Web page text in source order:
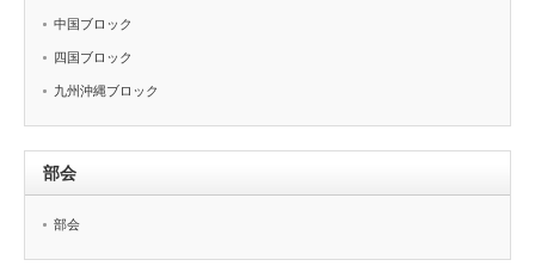
中国ブロック
四国ブロック
九州沖縄ブロック
部会
部会